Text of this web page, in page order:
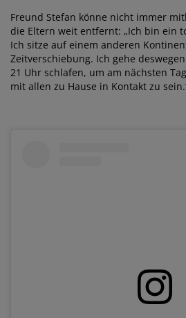
Freund Stefan könne nicht immer
die Eltern weit entfernt: „Ich bin ein
Ich sitze auf einem anderen
Zeitverschiebung. Ich gehe
21 Uhr schlafen, um am nächsten
mit allen zu Hause in Kontakt zu